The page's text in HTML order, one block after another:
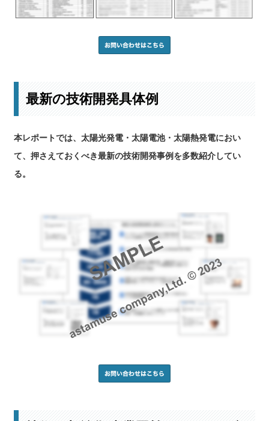
最新の技術開発具体例
本レポートでは、太陽光発電・太陽電池・太陽熱発電におい
て、押さえておくべき最新の技術開発事例を多数紹介してい
る。